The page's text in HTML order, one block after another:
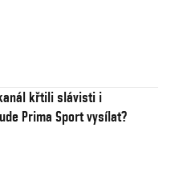
křtili slávisti i
Prima Sport vysílat?